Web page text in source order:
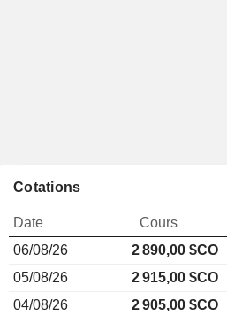
Cotations
Date Cours
06/08/26
2 890,00 $CO
05/08/26
2 915,00 $CO
04/08/26
2 905,00 $CO